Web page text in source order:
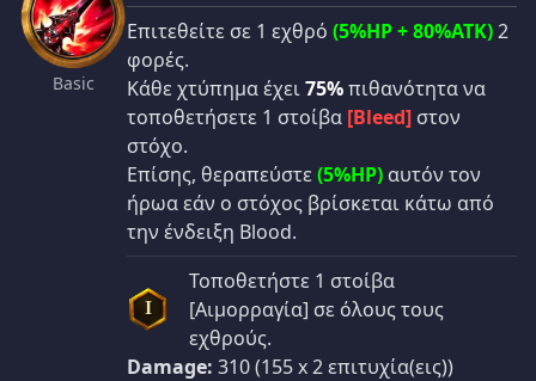
Basic
Επιτεθείτε σε 1 εχθρό (5%HP + 80%ATK)2
φορές.
Κάθε χτύπημα έχει75%πιθανότητα να
τοποθετήσετε 1 στοίβα [Bleed] στον
στόχο.
Επίσης, θεραπεύστε (5%HP) αυτόν τον
ήρωα εάν ο στόχος βρίσκεται κάτω από
την ένδειξη Blood.
I
Τοποθετήστε 1 στοίβα
[Αιμορραγία] σε όλους τους
εχθρούς.
Damage: 310 (155 x 2 επιτυχία(εις))